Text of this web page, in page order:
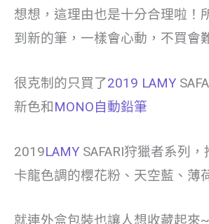
想想，這理由也是十分合理啦！
到新的筆，一樣會心動，不買會
很克制的只買了2019 LAMY
新色和 MONO自動鉛筆
2019LAMY SAFARI狩獵者系列
卡龍色調的櫻花粉、天空藍、薄
就連外盒包裝也讓人想收藏起來